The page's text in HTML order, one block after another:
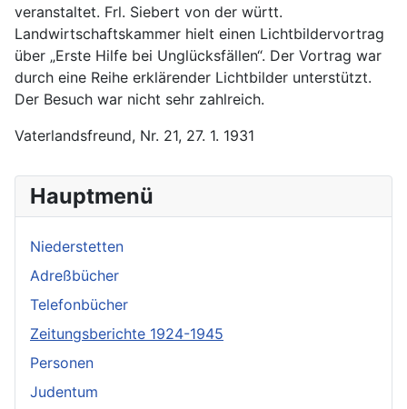
veranstaltet. Frl. Siebert von der württ.
Landwirtschaftskammer hielt einen Lichtbildervortrag
über „Erste Hilfe bei Unglücksfällen“. Der Vortrag war
durch eine Reihe erklärender Lichtbilder unterstützt.
Der Besuch war nicht sehr zahlreich.
Vaterlandsfreund, Nr. 21, 27. 1. 1931
Hauptmenü
Niederstetten
Adreßbücher
Telefonbücher
Zeitungsberichte 1924-1945
Personen
Judentum